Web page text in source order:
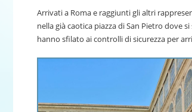
Arrivati a Roma e raggiunti gli altri
nella già caotica piazza di San Pietro dove
hanno sfilato ai controlli di sicurezza per